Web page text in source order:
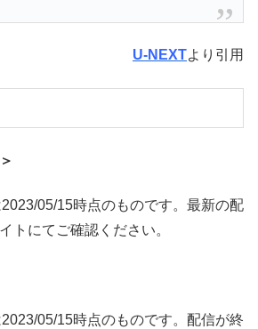
U-NEXTより引用
05/15時点のものです。最新の配
トにてご確認ください。
05/15時点のものです。配信が終